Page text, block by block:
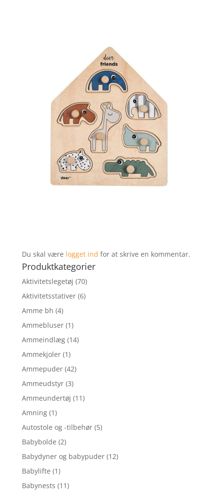
Du skal være logget ind for at skrive en kommentar.
Produktkategorier
Aktivitetslegetøj (70)
Aktivitetsstativer (6)
Amme bh (4)
Ammebluser (1)
Ammeindlæg (14)
Ammekjoler (1)
Ammepuder (42)
Ammeudstyr (3)
Ammeundertøj (11)
Amning (1)
Autostole og -tilbehør (5)
Babybolde (2)
Babydyner og babypuder (12)
Babylifte (1)
Babynests (11)